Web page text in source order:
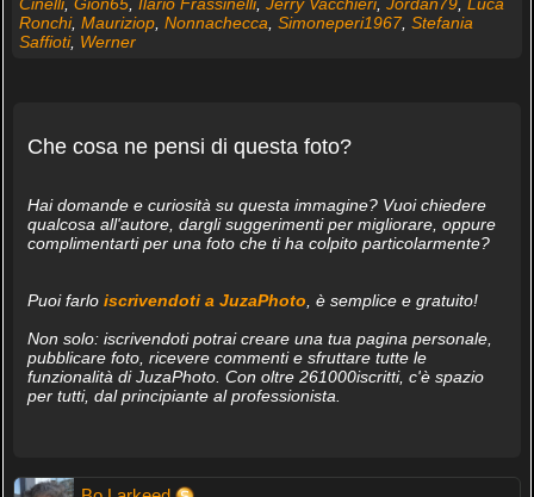
Ronchi, Mauriziop, Nonnachecca Simoneperi1967, Stefania
Saffioti, Werner
Che cosa ne pensi di questa foto?
Hai domande e curiosità su questa immagine? Vuoi chiedere
qualcosa all'autore, dargli suggerimenti per migliorare, oppure
complimentarti per una foto che ti ha colpito particolarmente?
Puoi farlo iscrivendoti a JuzaPhoto, è semplice e gratuito!
Non solo: iscrivendoti potrai creare una tua pagina personale,
pubblicare foto, ricevere commenti e sfruttare tutte le
funzionalità di JuzaPhoto. Con oltre 261000iscritti, c'è spazio
per tutti, dal principiante al professionista.